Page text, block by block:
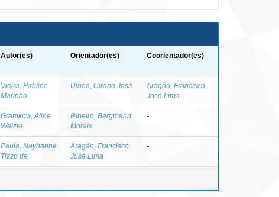
Autor(es) Orientador(es) Coorientador(es)
Vieira, Pabline
Marinho
Ulhoa, Cirano José
Aragão, Francisco
José Lima
Gramkow, Aline
Welzel
Ribeiro, Bergmann
Morais
-
Paula, Nayhanne
Tizzo de
Aragão, Francisco
José Lima
-